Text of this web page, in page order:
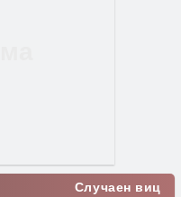
Случаен виц